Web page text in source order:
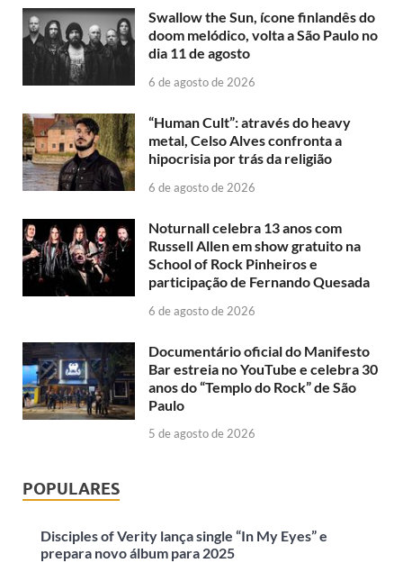
Swallow the Sun, ícone finlandês do
doom melódico, volta a São Paulo no
dia 11 de agosto
6 de agosto de 2026
“Human Cult”: através do heavy
metal, Celso Alves confronta a
hipocrisia por trás da religião
6 de agosto de 2026
Noturnall celebra 13 anos com
Russell Allen em show gratuito na
School of Rock Pinheiros e
participação de Fernando Quesada
6 de agosto de 2026
Documentário oficial do Manifesto
Bar estreia no YouTube e celebra 30
anos do “Templo do Rock” de São
Paulo
5 de agosto de 2026
POPULARES
Disciples of Verity lança single “In My Eyes” e
prepara novo álbum para 2025